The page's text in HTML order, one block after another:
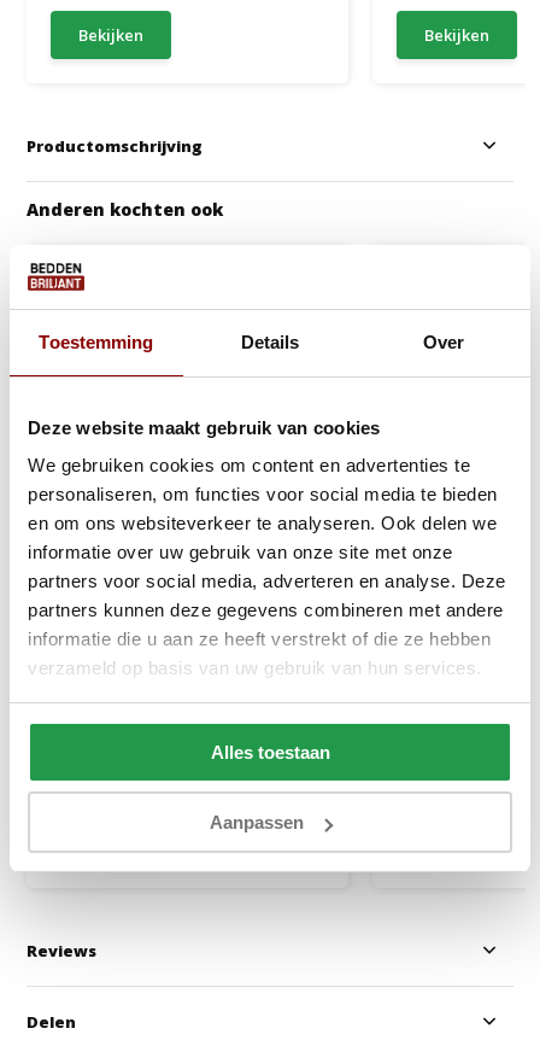
Toestemming Details Over
Deze website maakt gebruik van cookies
We gebruiken cookies om content en advertenties te
personaliseren, om functies voor social media te bieden
en om ons websiteverkeer te analyseren. Ook delen we
informatie over uw gebruik van onze site met onze
partners voor social media, adverteren en analyse. Deze
partners kunnen deze gegevens combineren met andere
informatie die u aan ze heeft verstrekt of die ze hebben
verzameld op basis van uw gebruik van hun services.
Alles toestaan
Aanpassen
Bekijken Bekijken
Productomschrijving
Anderen kochten ook
Jersey Topper Hoeslaken
Topper Taupe
1 tot 2 werkdagen
20,95
Dubbel Jersey
Hoeslaken Roze
1 tot 2
39,95
Reviews
Delen